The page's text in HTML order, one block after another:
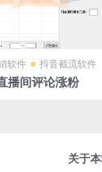
软件 抖音截流软件
播间评论涨粉
关于